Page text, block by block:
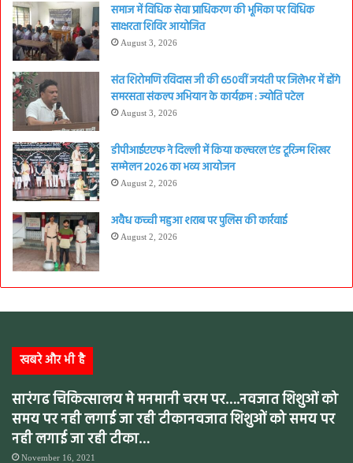
समाज में विधिक सेवा प्राधिकरण की भूमिका पर विधिक
साक्षरता शिविर आयोजित
August 3, 2026
संत शिरोमणि रविदास जी की 650वीं जयंती पर जिलेभर में होंगे
समरसता संकल्प अभियान के कार्यक्रम : ज्योति पटेल
August 3, 2026
डीपीआईएएफ ने दिल्ली में किया कल्चरल एंड टूरिज्म शिखर
सम्मेलन 2026 का भव्य आयोजन
August 2, 2026
अवैध कच्ची महुआ शराब पर पुलिस की कार्रवाई
August 2, 2026
खबरे और भी है
सारंगढ चिकित्सालय मे मनमानी चरम पर….नवजात शिशुओं को
समय पर नही लगाई जा रही टीकानवजात शिशुओं को समय पर
नही लगाई जा रही टीका…
November 16, 2021